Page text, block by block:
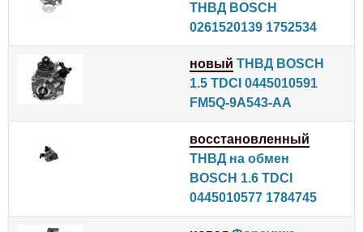
ТНВД BOSCH
0261520139 1752534
новый ТНВД BOSCH
1.5 TDCI 0445010591
FM5Q-9A543-AA
восстановленный
ТНВД на обмен
BOSCH 1.6 TDCI
0445010577 1784745